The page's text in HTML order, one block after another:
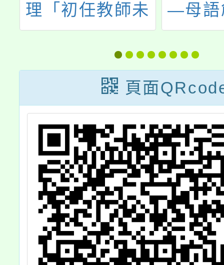
理「初任教師未
來力培訓工作坊
實施計畫」
—母語
頁面